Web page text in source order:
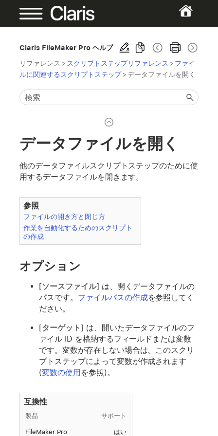
Claris FileMaker Pro ヘルプ
リファレンス > スクリプトステップリファレンス > ファイ
ルに関連するスクリプトステップ> データファイルを開く
データファイルを開く
他のデータファイルスクリプトステップのために使
用するデータファイルを開きます。
参照
ファイルの開き方と閉じ方
作業を自動化するためのスクリプト
の作成
オプション
[ソースファイル] は、開くデータファイルの
パスです。 ファイルパスの作成を参照してく
ださい。
[ターゲット ] は、開いたデータファイルのフ
ァイル ID を格納するフィールドまたは変数
です。変数が存在しない場合は、このスクリ
プトステップによって変数が作成されます
(変数の使用を参照)。
互換性
製品 サポート
FileMaker Pro はい